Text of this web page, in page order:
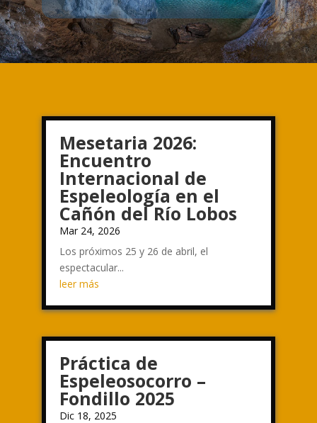
Mesetaria 2026:
Encuentro
Internacional de
Espeleología en el
Cañón del Río Lobos
Mar 24, 2026
Los próximos 25 y 26 de abril, el
espectacular...
leer más
Práctica de
Espeleosocorro –
Fondillo 2025
Dic 18, 2025